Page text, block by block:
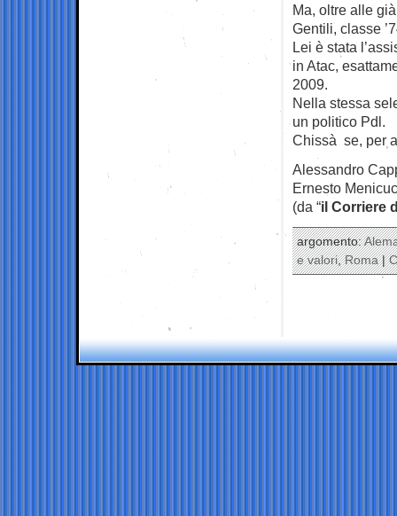
Ma, oltre alle
Gentili, classe
Lei è stata
in Atac,
2009.
Nella stessa
un politico Pdl.
Chissà se, per
Alessandro
Ernesto
(da “il Corriere
argomento:
e valori,Roma|